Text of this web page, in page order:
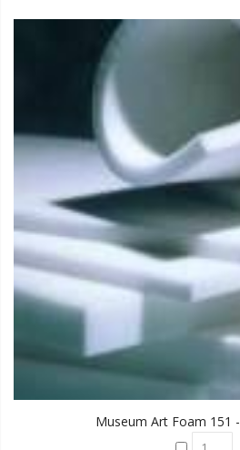
Museum Art Foam 151